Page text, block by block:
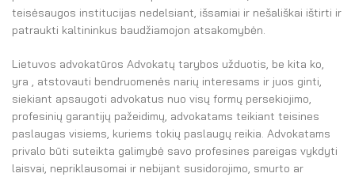
teisėsaugos institucijas nedelsiant, išsamiai ir nešališkai ištirti ir
patraukti kaltininkus baudžiamojon atsakomybėn.
Lietuvos advokatūros Advokatų tarybos užduotis, be kita ko,
yra , atstovauti bendruomenės narių interesams ir juos ginti,
siekiant apsaugoti advokatus nuo visų formų persekiojimo,
profesinių garantijų pažeidimų, advokatams teikiant teisines
paslaugas visiems, kuriems tokių paslaugų reikia. Advokatams
privalo būti suteikta galimybė savo profesines pareigas vykdyti
laisvai, nepriklausomai ir nebijant susidorojimo, smurto ar